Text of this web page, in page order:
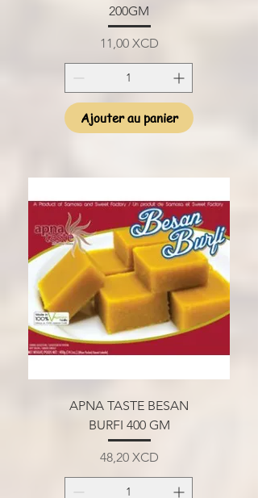
200GM
Prix
11,00 XCD
Ajouter au panier
APNA TASTE BESAN
BURFI 400 GM
Prix
48,20 XCD